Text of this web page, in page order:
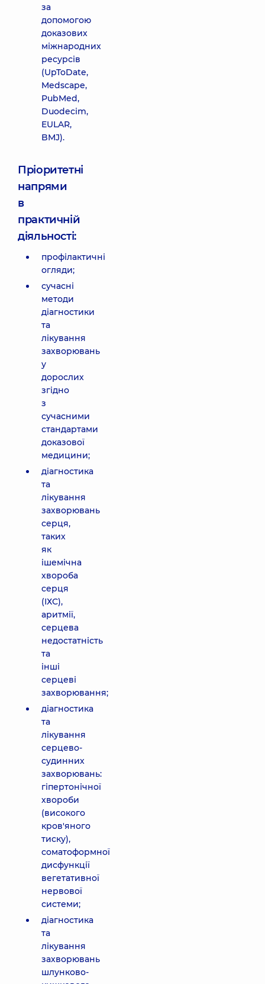
за
допомогою
доказових
міжнародних
ресурсів
(UpToDate,
Medscape,
PubMed,
Duodecim,
EULAR,
BMJ).
Пріоритетні
напрями
в
практичній
діяльності:
профілактичні
огляди;
сучасні
методи
діагностики
та
лікування
захворювань
у
дорослих
згідно
з
сучасними
стандартами
доказової
медицини;
діагностика
та
лікування
захворювань
серця,
таких
як
ішемічна
хвороба
серця
(ІХС),
аритмії,
серцева
недостатність
та
інші
серцеві
захворювання;
діагностика
та
лікування
серцево-
судинних
захворювань:
гіпертонічної
хвороби
(високого
кров'яного
тиску),
соматоформної
дисфункції
вегетативної
нервової
системи;
діагностика
та
лікування
захворювань
шлунково-